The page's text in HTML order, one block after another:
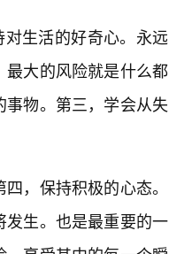
生活的好奇心。永远
大的风险就是什么都
物。第三，学会从失
，保持积极的心态。
生。也是最重要的一